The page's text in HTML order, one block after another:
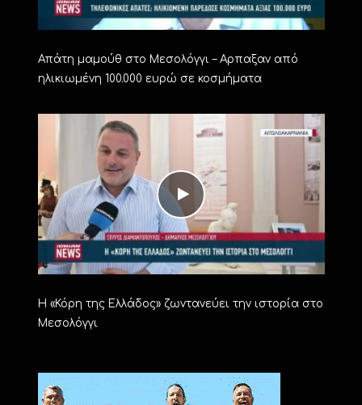
Απάτη μαμούθ στο Μεσολόγγι – Αρπαξαν από
ηλικιωμένη 100.000 ευρώ σε κοσμήματα
Η «Κόρη της Ελλάδος» ζωντανεύει την ιστορία στο
Μεσολόγγι